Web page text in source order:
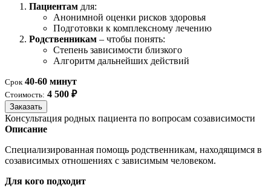
Пациентам для:
Анонимной оценки рисков здоровья
Подготовки к комплексному лечению
Родственникам – чтобы понять:
Степень зависимости близкого
Алгоритм дальнейших действий
Срок 40-60 минут
Стоимость: 4 500 ₽
Заказать
Консультация родных пациента по вопросам созависимости
Описание
Специализированная помощь родственникам, находящимся в
созависимых отношениях с зависимым человеком.
Для кого подходит